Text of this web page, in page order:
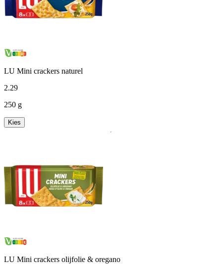
LU Mini crackers naturel
2.29
250 g
Kies
LU Mini crackers olijfolie & oregano